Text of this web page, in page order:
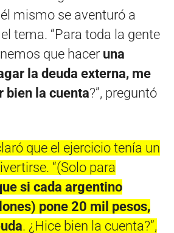
mismo se aventuró a
tema. “Para toda la gente
que hacer una
la deuda externa, me
bien la cuenta?”, preguntó
que el ejercicio tenía un
“(Solo para
si cada argentino
pone 20 mil pesos,
. ¿Hice bien la cuenta?”,